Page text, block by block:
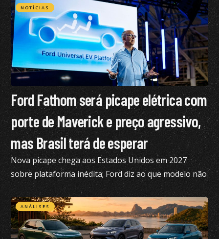
NOTÍCIAS
Ford Fathom será picape elétrica com
porte de Maverick e preço agressivo,
mas Brasil terá de esperar
Nova picape chega aos Estados Unidos em 2027
sobre plataforma inédita; Ford diz ao que modelo não
está nos planos para o Brasil no momento
ANÁLISES